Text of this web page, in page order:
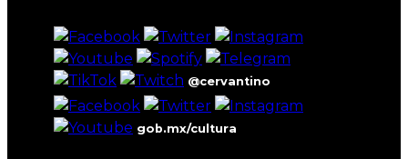
@cervantino
gob.mx/cultura